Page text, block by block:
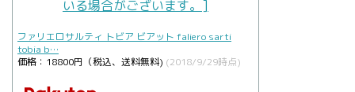
ファリエロサルティ トビア ビアット faliero sarti
tobia b…
価格：18800円（税込、送料無料) (2018/9/29時点)